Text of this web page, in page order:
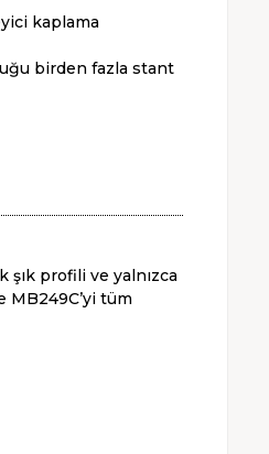
kaplama
birden fazla stant
profili ve yalnızca
MB249C’yi tüm